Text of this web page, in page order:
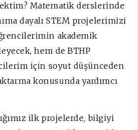
Matematik derslerinde
dayalı STEM projelerimizi
akademik
hem de BTHP
için soyut düşünceden
konusunda yardımcı
ilk projelerde, bilgiyi